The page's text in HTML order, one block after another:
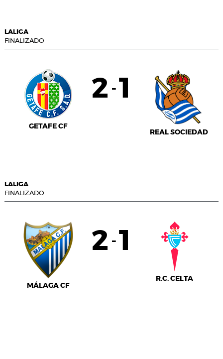
LALIGA
FINALIZADO
GETAFE CF
2 - 1
REAL SOCIEDAD
LALIGA
FINALIZADO
MÁLAGA CF
2 - 1
R.C. CELTA